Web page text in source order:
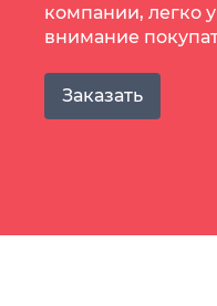
компании, легко
внимание
Заказать